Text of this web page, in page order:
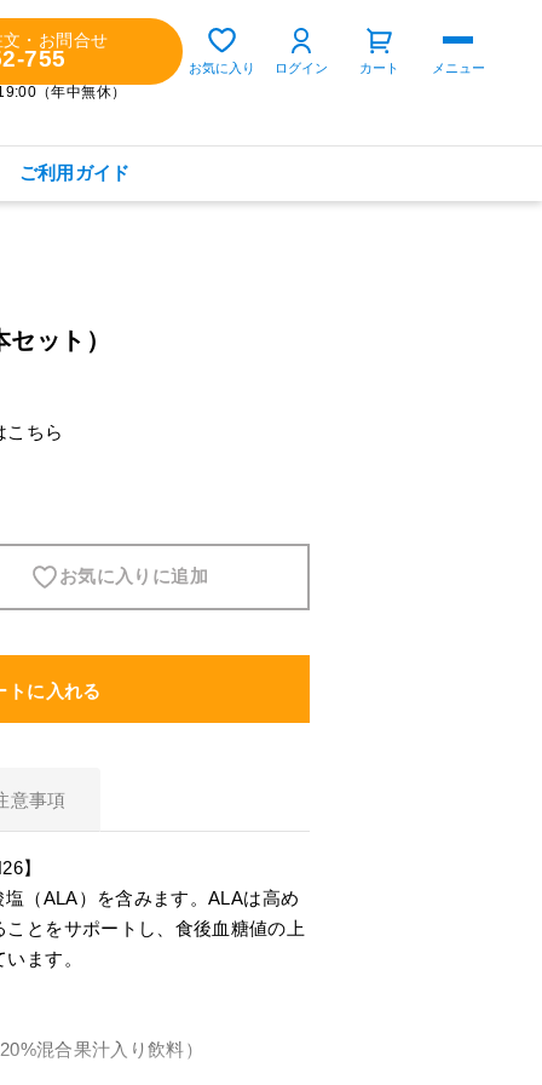
文・お問合せ
755
（年中無休）
お気に入り ログイン カート メニュー
ご利用ガイド
ゲスト 様
スキンケア
SBI 5-ALAが選ばれる理由
お知らせ
ット）
こちら
お気に入りに追加
トに入れる
意事項
】
（ALA）を含みます。ALAは高め
とをサポートし、食後血糖値の上
ます。
混合果汁入り飲料）